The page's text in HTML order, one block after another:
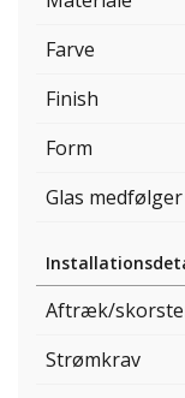
Farve
Finish
Form
Glas medfølger
Aftræk/
Strømkrav